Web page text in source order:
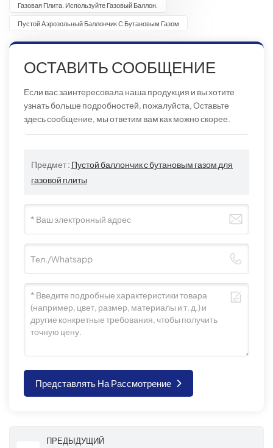
Газовая Плита. Используйте Газовый Баллон.
Пустой Аэрозольный Баллончик С Бутановым Газом
ОСТАВИТЬ СООБЩЕНИЕ
Если вас заинтересовала наша продукция и вы хотите
узнать больше подробностей, пожалуйста, Оставьте
здесь сообщение, мы ответим вам как можно скорее.
Предмет : Пустой баллончик с бутановым газом для
газовой плиты
Представлять На Рассмотрение
ПРЕДЫДУЩИЙ